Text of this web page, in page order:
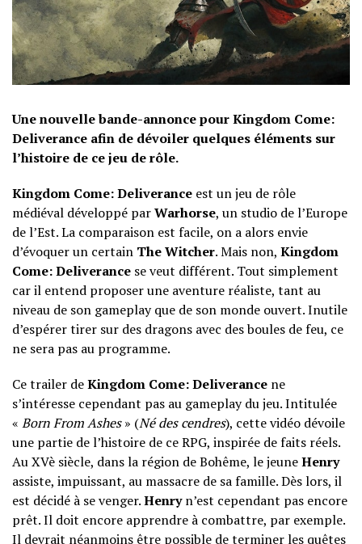
Une nouvelle bande-annonce pourKingdom Come:
Deliverance afin de dévoiler quelques éléments sur
l’histoire de ce jeu de rôle.
Kingdom Come: Deliverance est un jeu de rôle
médiéval développé parWarhorse, un studio de l’Europe
de l’Est. La comparaison est facile, on a alors envie
d’évoquer un certain The Witcher. Mais non, Kingdom
Come: Deliverance se veut différent. Tout simplement
car il entend proposer une aventure réaliste, tant au
niveau de son gameplay que de son monde ouvert. Inutile
d’espérer tirer sur des dragons avec des boules de feu, ce
ne sera pas au programme.
Ce trailer deKingdom Come: Deliverance ne
s’intéresse cependant pas au gameplay du jeu. Intitulée
« Born From Ashes» (Né des cendres), cette vidéo dévoile
une partie de l’histoire de ce RPG, inspirée de faits réels.
Au XVè siècle, dans la région de Bohême, le jeuneHenry
assiste, impuissant, au massacre de sa famille. Dès lors, il
est décidé à se venger.Henryn’est cependant pas encore
prêt. Il doit encore apprendre à combattre, par exemple.
Il devrait néanmoins être possible de terminer les quêtes